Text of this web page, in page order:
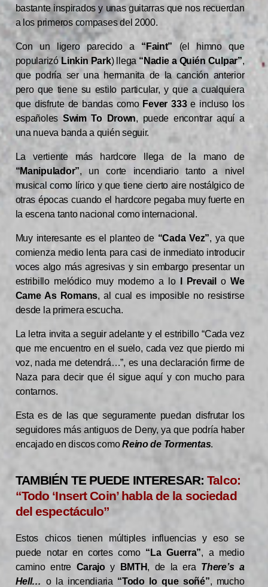
bastante inspirados y unas guitarras que nos recuerdan
a los primeros compases del 2000.
Con un ligero parecido a “Faint” (el himno que
popularizóLinkin Park) llega “Nadie a Quién Culpar”,
que podría ser una hermanita de la canción anterior
pero que tiene su estilo particular, y que a cualquiera
que disfrute de bandas como Fever 333e incluso los
españoles Swim To Drown, puede encontrar aquí a
una nueva banda a quién seguir.
La vertiente más hardcore llega de la mano de
“Manipulador”, un corte incendiario tanto a nivel
musical como lírico y que tiene cierto aire nostálgico de
otras épocas cuando el hardcore pegaba muy fuerte en
la escena tanto nacional como internacional.
Muy interesante es el planteo de“Cada Vez”, ya que
comienza medio lenta para casi de inmediato introducir
voces algo más agresivas y sin embargo presentar un
estribillo melódico muy moderno a loI Prevail oWe
Came As Romans, al cual es imposible no resistirse
desde la primera escucha.
La letra invita a seguir adelante y el estribillo “Cada vez
que me encuentro en el suelo, cada vez que pierdo mi
voz, nada me detendrá…”, es una declaración firme de
Naza para decir que él sigue aquí y con mucho para
contarnos.
Esta es de las que seguramente puedan disfrutar los
seguidores más antiguos de Deny, ya que podría haber
encajado en discos comoReino de Tormentas.
TAMBIÉN TE PUEDE INTERESAR:Talco:
“Todo ‘Insert Coin’ habla de la sociedad
del espectáculo”
Estos chicos tienen múltiples influencias y eso se
puede notar en cortes como “La Guerra”, a medio
camino entre Carajoy BMTH, de la era There’s a
Hell… o la incendiaria “Todo lo que soñé”, mucho